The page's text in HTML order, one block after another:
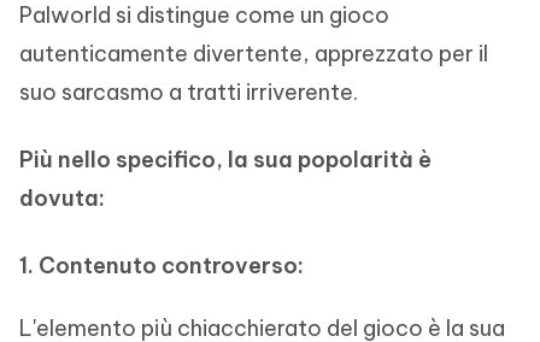
Palworld si distingue come un gioco
autenticamente divertente, apprezzato per il
suo sarcasmo a tratti irriverente.
Più nello specifico, la sua popolarità è
dovuta:
1. Contenuto controverso:
L'elemento più chiacchierato del gioco è la sua